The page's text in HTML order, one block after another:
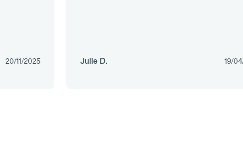
20/11/2025 Julie D. 19/